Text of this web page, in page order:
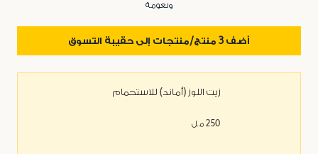
زيت اللوز (أماند) للاستحمام
250 مل
ونعومة
أضف 3 منتج/منتجات إلى حقيبة التسوق